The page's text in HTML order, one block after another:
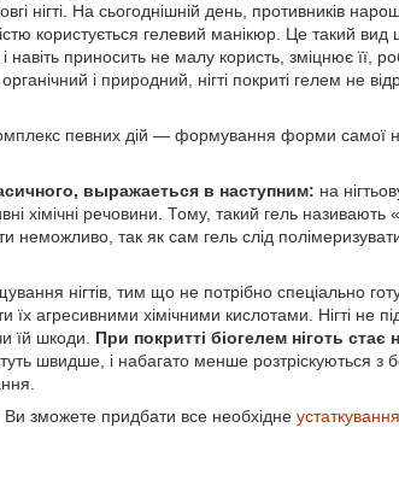
нігті. На сьогоднішній день, противників
користується гелевий манікюр. Це такий вид
навіть приносить не малу користь, зміцнює її,
і природний, нігті покриті гелем не
певних дій ― формування форми самої
выражаеться в наступним: на
хімічні речовини. Тому, такий гель
неможливо, так як сам гель слід
нігтів, тим що не потрібно спеціально
їх агресивними хімічними кислотами. Нігті
їй шкоди. При покритті біогелем ніготь стає
швидше, і набагато менше розтріскуються з
Ви зможете придбати все необхідне